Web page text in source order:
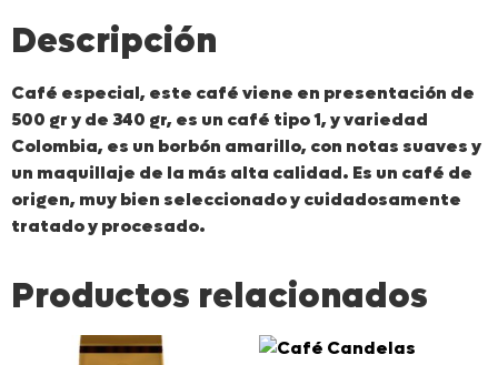
Descripción
Café especial, este café viene en presentación de
500 gr y de 340 gr, es un café tipo 1, y variedad
Colombia, es un borbón amarillo, con notas suaves y
un maquillaje de la más alta calidad. Es un café de
origen, muy bien seleccionado y cuidadosamente
tratado y procesado.
Productos relacionados